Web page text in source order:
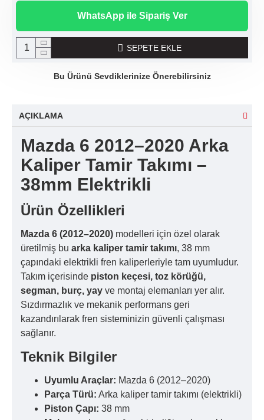
WhatsApp ile Sipariş Ver
SEPETE EKLE
Bu Ürünü Sevdiklerinize Önerebilirsiniz
AÇIKLAMA
Mazda 6 2012–2020 Arka
Kaliper Tamir Takımı –
38mm Elektrikli
Ürün Özellikleri
Mazda 6 (2012–2020) modelleri için özel olarak
üretilmiş bu arka kaliper tamir takımı, 38 mm
çapındaki elektrikli fren kaliperleriyle tam uyumludur.
Takım içerisinde piston keçesi, toz körüğü,
segman, burç, yay ve montaj elemanları yer alır.
Sızdırmazlık ve mekanik performans geri
kazandırılarak fren sisteminizin güvenli çalışması
sağlanır.
Teknik Bilgiler
Uyumlu Araçlar: Mazda 6 (2012–2020)
Parça Türü: Arka kaliper tamir takımı (elektrikli)
Piston Çapı: 38 mm